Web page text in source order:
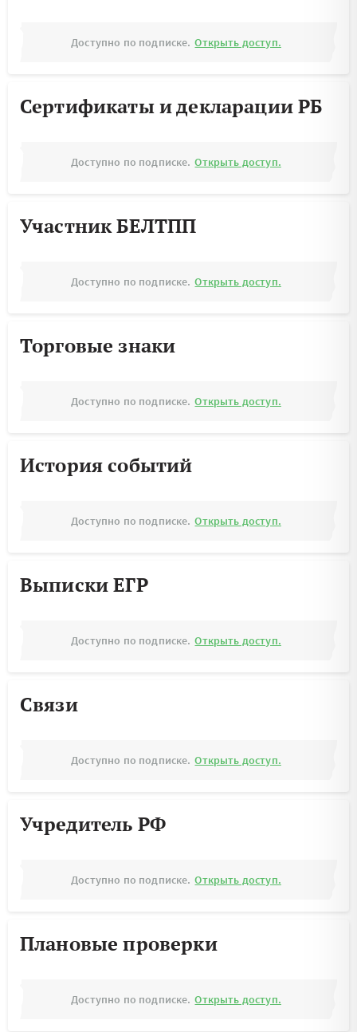
Доступно по подписке. Открыть доступ.
Сертификаты и декларации РБ
Доступно по подписке. Открыть доступ.
Участник БЕЛТПП
Доступно по подписке. Открыть доступ.
Торговые знаки
Доступно по подписке. Открыть доступ.
История событий
Доступно по подписке. Открыть доступ.
Выписки ЕГР
Доступно по подписке. Открыть доступ.
Связи
Доступно по подписке. Открыть доступ.
Учредитель РФ
Доступно по подписке. Открыть доступ.
Плановые проверки
Доступно по подписке. Открыть доступ.